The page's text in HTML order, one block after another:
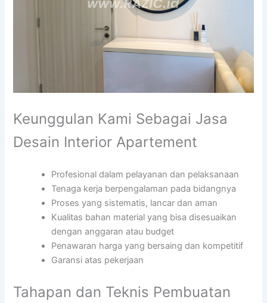
Keunggulan Kami Sebagai Jasa
Desain Interior Apartement
Profesional dalam pelayanan dan pelaksanaan
Tenaga kerja berpengalaman pada bidangnya
Proses yang sistematis, lancar dan aman
Kualitas bahan material yang bisa disesuaikan
dengan anggaran atau budget
Penawaran harga yang bersaing dan kompetitif
Garansi atas pekerjaan
Tahapan dan Teknis Pembuatan